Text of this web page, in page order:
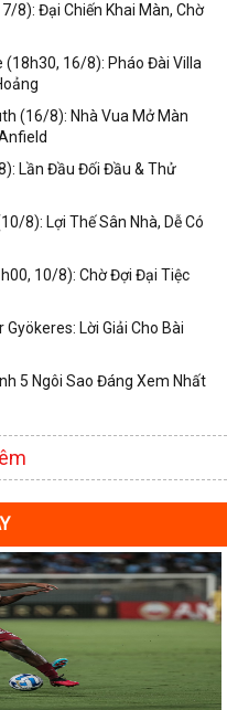
8): Đại Chiến Khai Màn, Chờ
(18h30, 16/8): Pháo Đài Villa
(16/8): Nhà Vua Mở Màn
Lần Đầu Đối Đầu & Thử
8): Lợi Thế Sân Nhà, Dễ Có
10/8): Chờ Đợi Đại Tiệc
Lời Giải Cho Bài
5 Ngôi Sao Đáng Xem Nhất